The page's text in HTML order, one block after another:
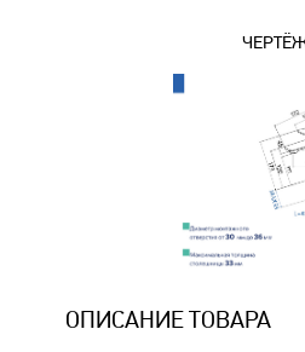
ОПИСАНИЕ ТОВАРА